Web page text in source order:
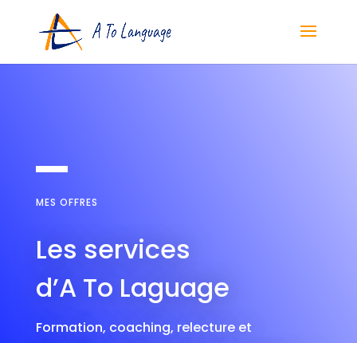
MES OFFRES
Les services
d’A To Laguage
Formation, coaching, relecture et